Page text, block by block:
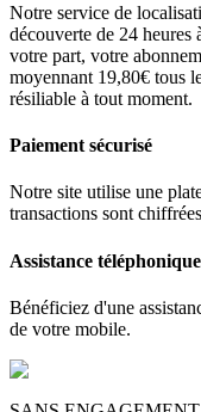
Notre service de
découverte de 24 heures
votre part, votre
moyennant 19,80€ tous
résiliable à tout moment.
Paiement sécurisé
Notre site utilise une
transactions sont
Assistance téléphonique
Bénéficiez d'une
de votre mobile.